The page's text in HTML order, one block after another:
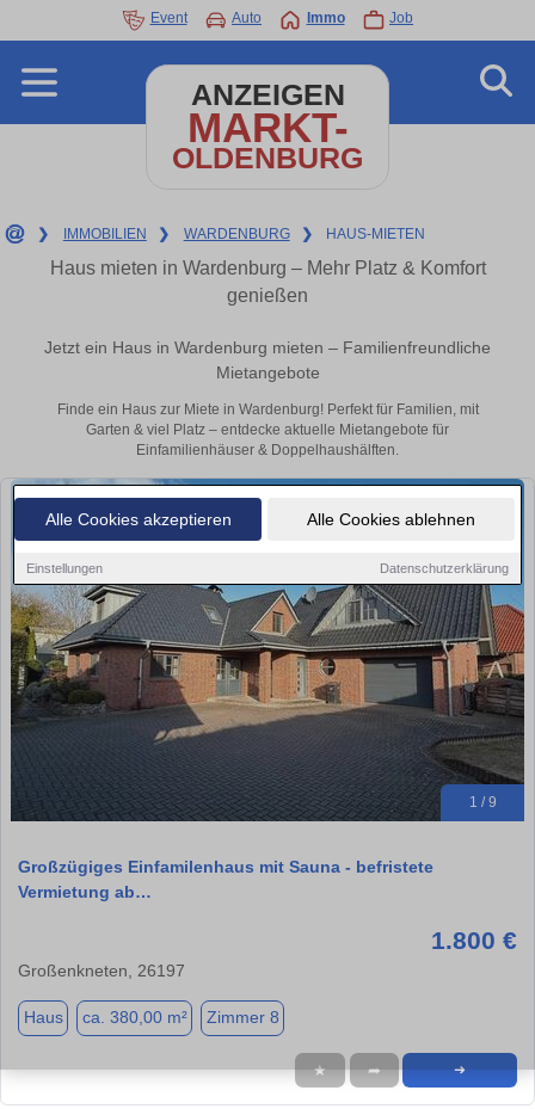
Alle Cookies akzeptieren Alle Cookies ablehnen
Einstellungen Datenschutzerklärung
Event Auto Immo Job
ANZEIGEN
MARKT-
OLDENBURG
❯ IMMOBILIEN ❯ WARDENBURG ❯ HAUS-MIETEN
Haus mieten in Wardenburg – Mehr Platz & Komfort
genießen
Jetzt ein Haus in Wardenburg mieten – Familienfreundliche
Mietangebote
Finde ein Haus zur Miete in Wardenburg! Perfekt für Familien, mit
Garten & viel Platz – entdecke aktuelle Mietangebote für
Einfamilienhäuser & Doppelhaushälften.
1 / 9
Großzügiges Einfamilenhaus mit Sauna - befristete
Vermietung ab…
1.800 €
Großenkneten, 26197
Haus ca. 380,00 m² Zimmer 8
★ ➦ ➜